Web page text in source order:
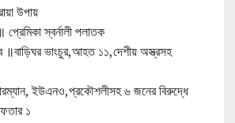
উপায়
স্বর্নালী পলাতক
॥বাড়িঘর ভাংচুর,আহত ১১,দেশীয় অস্ত্রসহ
ইউএনও,প্রকৌশলীসহ ৬ জনের বিরুদ্ধে
১